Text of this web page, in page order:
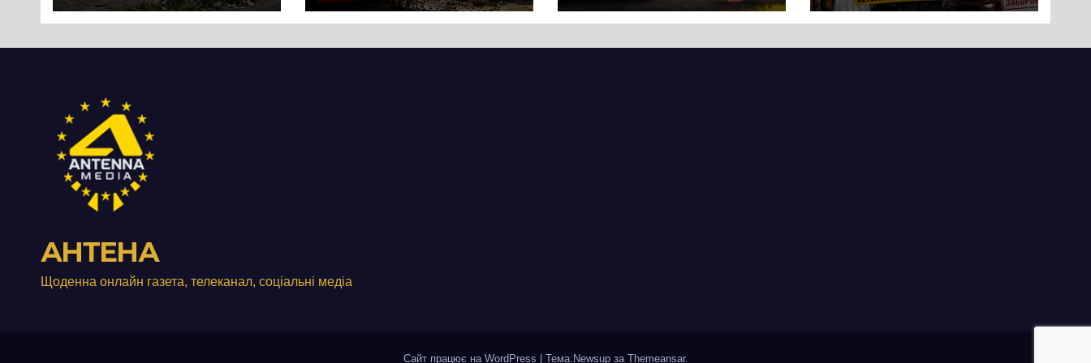
перетворився на
затягнувся
Хрещатик на
протест до стін
АНТЕНА
Щоденна онлайн газета, телеканал, соціальні медіа
Сайт працює на WordPress Тема:Newsup за Themeansar.